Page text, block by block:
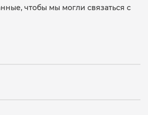
чтобы мы могли связаться с